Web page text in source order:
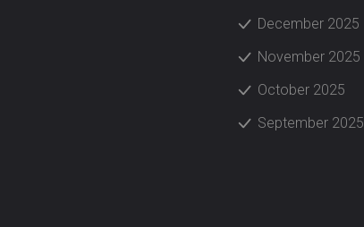
December 2025
November 2025
October 2025
September 2025